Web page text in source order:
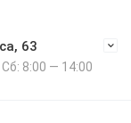
63
8:00 — 14:00